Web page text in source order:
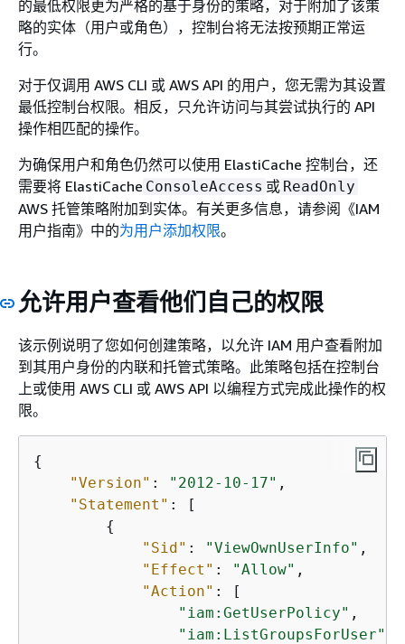
的最低权限更为严格的基于身份的策略，对于附加了该策
略的实体（用户或角色），控制台将无法按预期正常运
行。
对于仅调用 AWS CLI 或 AWS API 的用户，您无需为其设置
最低控制台权限。相反，只允许访问与其尝试执行的 API
操作相匹配的操作。
为确保用户和角色仍然可以使用 ElastiCache 控制台，还
需要将 ElastiCache ConsoleAccess 或 ReadOnly
AWS 托管策略附加到实体。有关更多信息，请参阅《IAM
用户指南》 中的为用户添加权限。
允许用户查看他们自己的权限
该示例说明了您如何创建策略，以允许 IAM 用户查看附加
到其用户身份的内联和托管式策略。此策略包括在控制台
上或使用 AWS CLI 或 AWS API 以编程方式完成此操作的权
限。
{
"Version" : "2012-10-17" ,
"Statement" : [
{
"Sid" : "ViewOwnUserInfo" ,
"Effect" : "Allow" ,
"Action" : [
"iam:GetUserPolicy" ,
"iam:ListGroupsForUser"